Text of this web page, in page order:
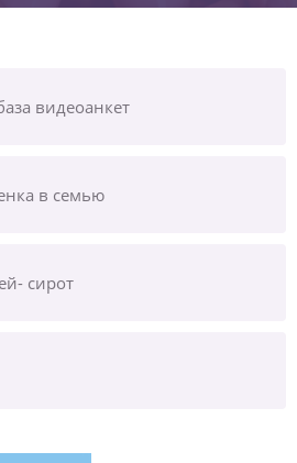
видеоанкет
в семью
сирот